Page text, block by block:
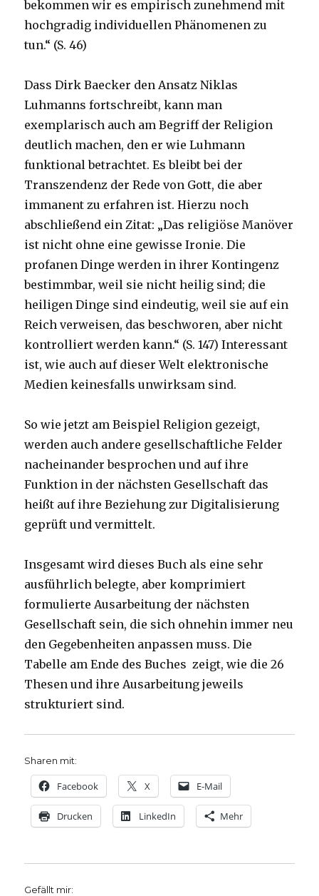
bekommen wir es empirisch zunehmend mit
hochgradig individuellen Phänomenen zu
tun.“ (S. 46)
Dass Dirk Baecker den Ansatz Niklas
Luhmanns fortschreibt, kann man
exemplarisch auch am Begriff der Religion
deutlich machen, den er wie Luhmann
funktional betrachtet. Es bleibt bei der
Transzendenz der Rede von Gott, die aber
immanent zu erfahren ist. Hierzu noch
abschließend ein Zitat: „Das religiöse Manöver
ist nicht ohne eine gewisse Ironie. Die
profanen Dinge werden in ihrer Kontingenz
bestimmbar, weil sie nicht heilig sind; die
heiligen Dinge sind eindeutig, weil sie auf ein
Reich verweisen, das beschworen, aber nicht
kontrolliert werden kann.“ (S. 147) Interessant
ist, wie auch auf dieser Welt elektronische
Medien keinesfalls unwirksam sind.
So wie jetzt am Beispiel Religion gezeigt,
werden auch andere gesellschaftliche Felder
nacheinander besprochen und auf ihre
Funktion in der nächsten Gesellschaft das
heißt auf ihre Beziehung zur Digitalisierung
geprüft und vermittelt.
Insgesamt wird dieses Buch als eine sehr
ausführlich belegte, aber komprimiert
formulierte Ausarbeitung der nächsten
Gesellschaft sein, die sich ohnehin immer neu
den Gegebenheiten anpassen muss. Die
Tabelle am Ende des Buches zeigt, wie die 26
Thesen und ihre Ausarbeitung jeweils
strukturiert sind.
Sharen mit:
Facebook X E-Mail
Drucken LinkedIn Mehr
Gefällt mir: